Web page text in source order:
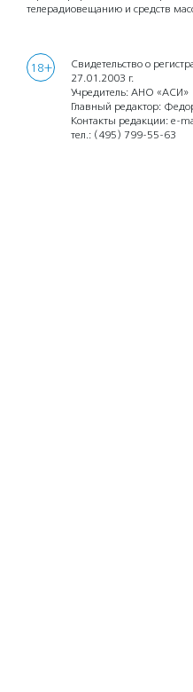
телерадиовещанию и средств
18+
Свидетельство о
27.01.2003 г.
Учредитель: АНО «АСИ»
Главный редактор:
Контакты редакции: e-
тел.: (495) 799-55-63